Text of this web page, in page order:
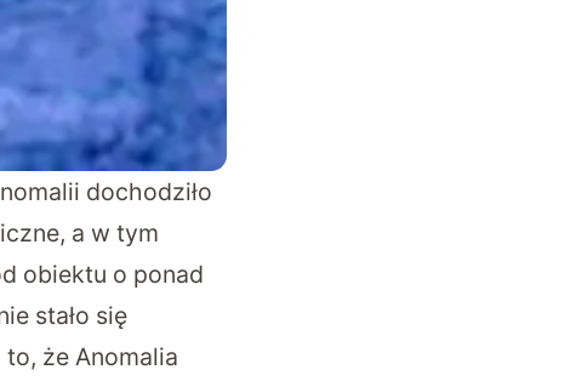
dochodziło
a w tym
obiektu o ponad
stało się
że Anomalia